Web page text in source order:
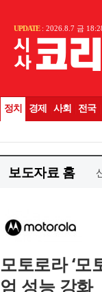
보도자료 홈
모토로라 ‘
엄 성능 강화